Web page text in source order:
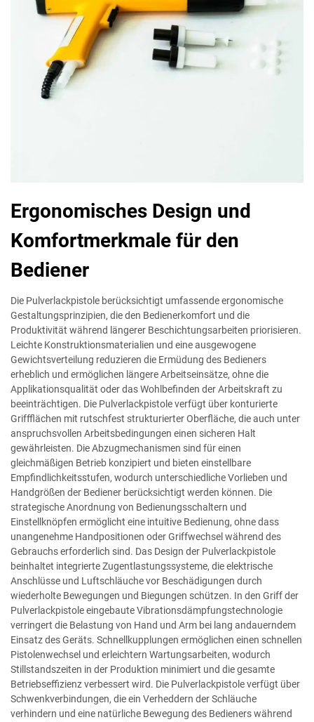
Ergonomisches Design und
Komfortmerkmale für den
Bediener
Die Pulverlackpistole berücksichtigt umfassende ergonomische
Gestaltungsprinzipien, die den Bedienerkomfort und die
Produktivität während längerer Beschichtungsarbeiten priorisieren.
Leichte Konstruktionsmaterialien und eine ausgewogene
Gewichtsverteilung reduzieren die Ermüdung des Bedieners
erheblich und ermöglichen längere Arbeitseinsätze, ohne die
Applikationsqualität oder das Wohlbefinden der Arbeitskraft zu
beeinträchtigen. Die Pulverlackpistole verfügt über konturierte
Griffflächen mit rutschfest strukturierter Oberfläche, die auch unter
anspruchsvollen Arbeitsbedingungen einen sicheren Halt
gewährleisten. Die Abzugmechanismen sind für einen
gleichmäßigen Betrieb konzipiert und bieten einstellbare
Empfindlichkeitsstufen, wodurch unterschiedliche Vorlieben und
Handgrößen der Bediener berücksichtigt werden können. Die
strategische Anordnung von Bedienungsschaltern und
Einstellknöpfen ermöglicht eine intuitive Bedienung, ohne dass
unangenehme Handpositionen oder Griffwechsel während des
Gebrauchs erforderlich sind. Das Design der Pulverlackpistole
beinhaltet integrierte Zugentlastungssysteme, die elektrische
Anschlüsse und Luftschläuche vor Beschädigungen durch
wiederholte Bewegungen und Biegungen schützen. In den Griff der
Pulverlackpistole eingebaute Vibrationsdämpfungstechnologie
verringert die Belastung von Hand und Arm bei lang andauerndem
Einsatz des Geräts. Schnellkupplungen ermöglichen einen schnellen
Pistolenwechsel und erleichtern Wartungsarbeiten, wodurch
Stillstandszeiten in der Produktion minimiert und die gesamte
Betriebseffizienz verbessert wird. Die Pulverlackpistole verfügt über
Schwenkverbindungen, die ein Verheddern der Schläuche
verhindern und eine natürliche Bewegung des Bedieners während